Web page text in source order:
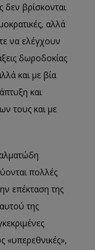
βρίσκονται
αλλά
να ελέγχουν
δωροδοκίας
και με βία
και
τους και με
πολλές
επέκταση της
της
«υπερεθνικές»,